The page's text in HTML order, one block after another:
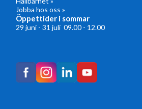
Jobba hos oss »
Öppettider i sommar
29 juni - 31 juli 09.00 - 12.00